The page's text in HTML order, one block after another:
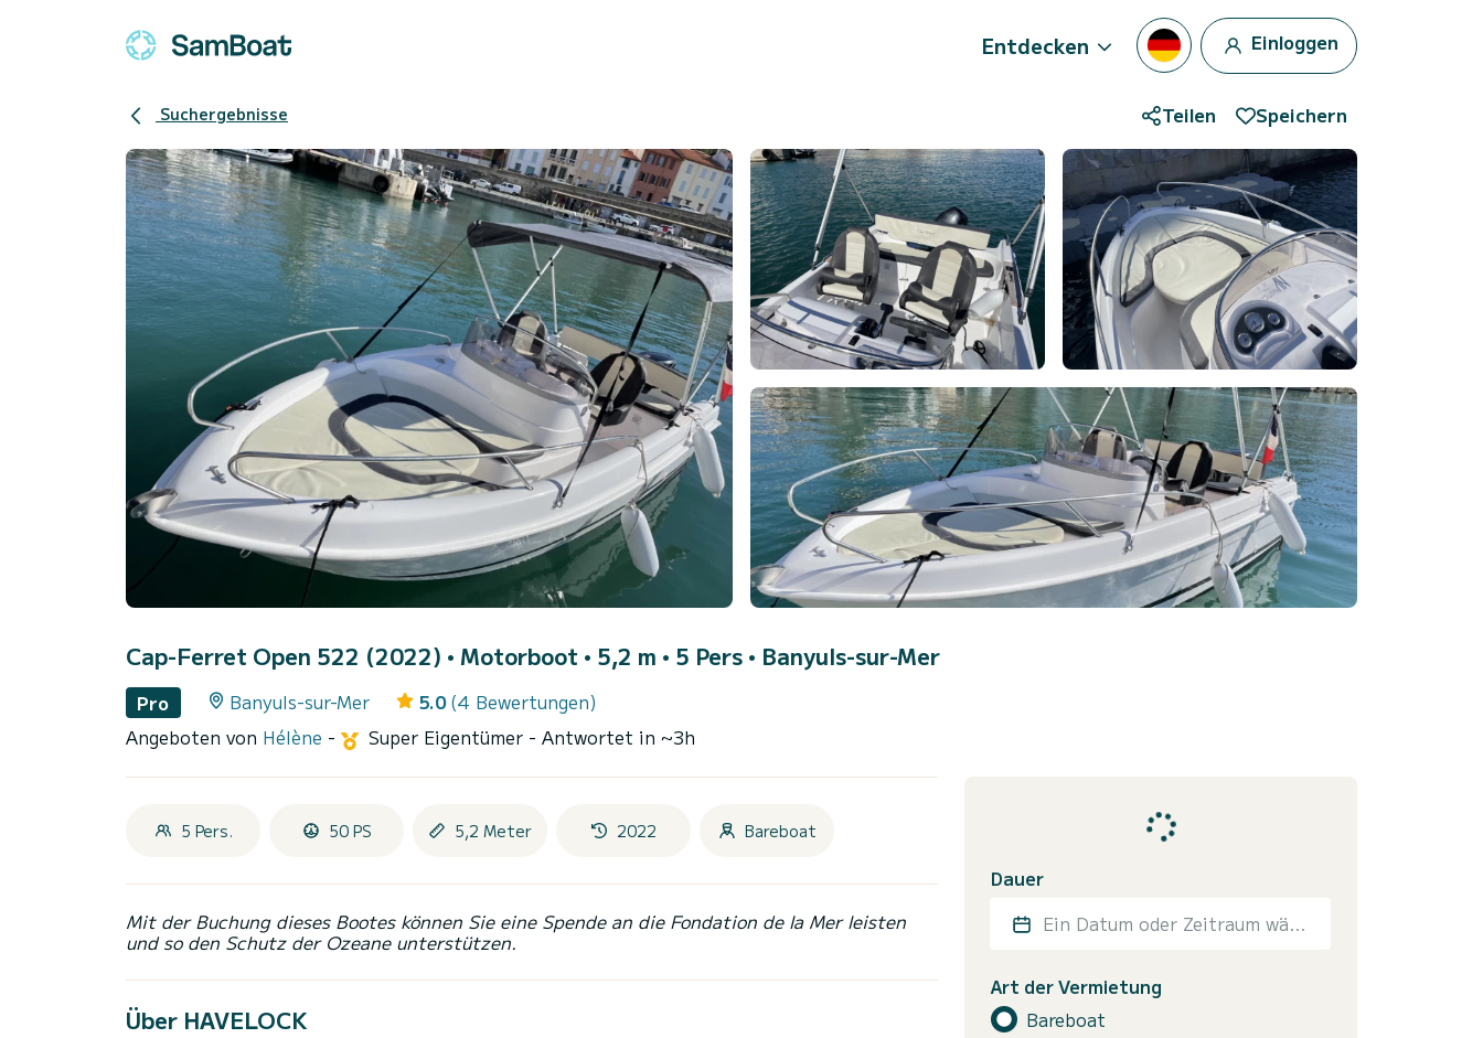
Entdecken Einloggen
Suchergebnisse Teilen Speichern
Cap-Ferret Open 522 (2022) • Motorboot • 5,2 m • 5 Pers • Banyuls-sur-Mer
Pro Banyuls-sur-Mer 5.0 (4 Bewertungen)
Angeboten von Hélène - Super Eigentümer - Antwortet in ~3h
5 Pers. 50 PS 5,2 Meter 2022 Bareboat
Mit der Buchung dieses Bootes können Sie eine Spende an die Fondation de la Mer leisten
und so den Schutz der Ozeane unterstützen.
Über HAVELOCK
Dauer
Ein Datum oder Zeitraum wählen
Art der Vermietung
Bareboat